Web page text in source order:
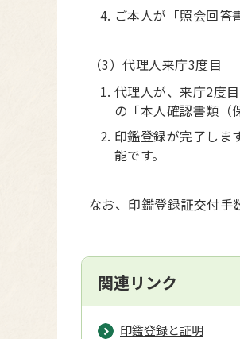
ご本人が「照会回答
（3）代理人来庁3度目
代理人が、来庁2度
の「本人確認書類（
印鑑登録が完了しま
能です。
なお、印鑑登録証交付手
関連リンク
印鑑登録と証明